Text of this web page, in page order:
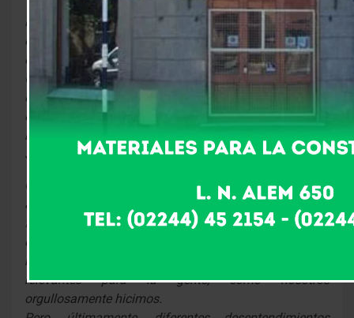
Estas líneas surgen de lo que he percibido estos días
en la calle, en los fans que se me acercan, en la gente
que me rodea, y en mi propia experiencia personal.
Comparto la tristeza que genera en muchos la noticia
de nuestra disolución. Yo mismo estoy sumergido en
ese estado porque pocas cosas han sido tan
importantes y gratificantes en mi vida como Soda
Stereo.
Cualquiera sabe que es virtualmente imposible llevar
adelante un grupo sin cierto nivel de conflicto. Es un
frágil equilibrio en la pugna de ideas que muy pocos
consiguen conservar por espacio de quince años y
hacer de ello una cadena de hechos artísticos
relevantes para la gente, como nosotros
orgullosamente hicimos.